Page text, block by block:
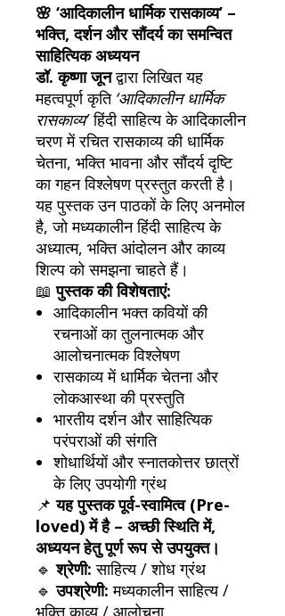
🌸 ‘आदिकालीन धार्मिक रासकाव्य’ –
भक्ति, दर्शन और सौंदर्य का समन्वित
साहित्यिक अध्ययन
डॉ. कृष्णा जूनद्वारा लिखित यह
महत्वपूर्ण कृति ‘आदिकालीन धार्मिक
रासकाव्य’हिंदी साहित्य के आदिकालीन
चरण में रचित रासकाव्य की धार्मिक
चेतना, भक्ति भावना और सौंदर्य दृष्टि
का गहन विश्लेषण प्रस्तुत करती है।
यह पुस्तक उन पाठकों के लिए अनमोल
है, जो मध्यकालीन हिंदी साहित्य के
अध्यात्म, भक्ति आंदोलन और काव्य
शिल्प को समझना चाहते हैं।
📖पुस्तक की विशेषताएं:
आदिकालीन भक्त कवियों की
रचनाओं का तुलनात्मक और
आलोचनात्मक विश्लेषण
रासकाव्य में धार्मिक चेतना और
लोकआस्था की प्रस्तुति
भारतीय दर्शन और साहित्यिक
परंपराओं की संगति
शोधार्थियों और स्नातकोत्तर छात्रों
के लिए उपयोगी ग्रंथ
📌यह पुस्तक पूर्व-स्वामित्व (Pre-
loved) में है – अच्छी स्थिति में,
अध्ययन हेतु पूर्ण रूप से उपयुक्त।
🔹श्रेणी: साहित्य / शोध ग्रंथ
🔹उपश्रेणी: मध्यकालीन साहित्य /
भक्ति काव्य / आलोचना